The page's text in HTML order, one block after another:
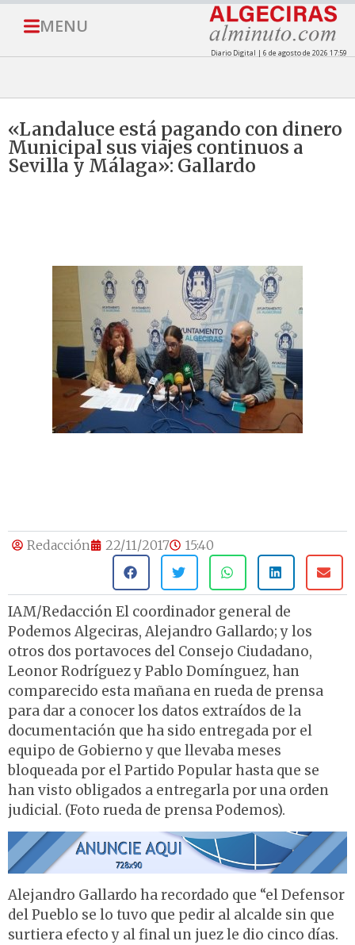
MENU
Diario Digital | 6 de agosto de 2026 17:59
«Landaluce está pagando con dinero
Municipal sus viajes continuos a
Sevilla y Málaga»: Gallardo
Redacción 22/11/2017 15:40
IAM/Redacción El coordinador general de
Podemos Algeciras, Alejandro Gallardo; y los
otros dos portavoces del Consejo Ciudadano,
Leonor Rodríguez y Pablo Domínguez, han
comparecido esta mañana en rueda de prensa
para dar a conocer los datos extraídos de la
documentación que ha sido entregada por el
equipo de Gobierno y que llevaba meses
bloqueada por el Partido Popular hasta que se
han visto obligados a entregarla por una orden
judicial. (Foto rueda de prensa Podemos).
Alejandro Gallardo ha recordado que “el Defensor
del Pueblo se lo tuvo que pedir al alcalde sin que
surtiera efecto y al final un juez le dio cinco días.